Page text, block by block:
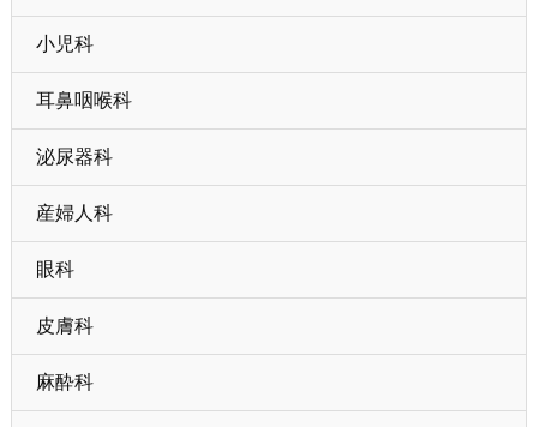
小児科
耳鼻咽喉科
泌尿器科
産婦人科
眼科
皮膚科
麻酔科